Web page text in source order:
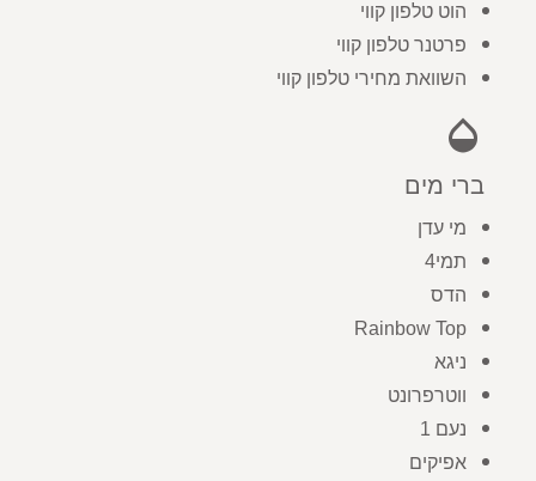
הוט טלפון קווי
פרטנר טלפון קווי
השוואת מחירי טלפון קווי
opacity
ברי מים
מי עדן
תמי4
הדס
Rainbow Top
ניגא
ווטרפרונט
נעם 1
אפיקים